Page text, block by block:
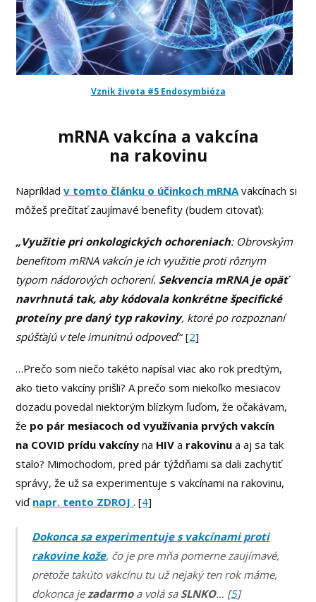
Vznik života #5 Endosymbióza
mRNA vakcína a vakcína
na rakovinu
Napríkladv tomto článku o účinkoch mRNA vakcínach si
môžeš prečítať zaujímavé benefity (budem citovať):
„Využitie pri onkologických ochoreniach: Obrovským
benefitom mRNA vakcín je ich využitie proti rôznym
typom nádorových ochorení. Sekvencia mRNA je opäť
navrhnutá tak, aby kódovala konkrétne špecifické
proteíny pre daný typ rakoviny, ktoré po rozpoznaní
spúšťajú v tele imunitnú odpoveď.“ [2]
…Prečo som niečo takéto napísal viac ako rok predtým,
ako tieto vakcíny prišli? A prečo som niekoľko mesiacov
dozadu povedal niektorým blízkym ľuďom, že očakávam,
že po pár mesiacoch od využívania prvých vakcín
na COVID prídu vakcíny na HIV a rakovinu a aj sa tak
stalo? Mimochodom, pred pár týždňami sa dali zachytiť
správy, že už sa experimentuje s vakcínami na rakovinu,
viď napr. tento ZDROJ . [4]
Dokonca sa experimentuje s vakcínami proti
rakovine kože, čo je pre mňa pomerne zaujímavé,
pretože takúto vakcínu tu už nejaký ten rok máme,
dokonca jezadarmoa volá sa SLNKO… [5]